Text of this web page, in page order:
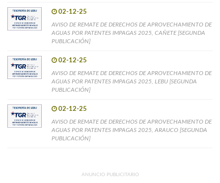
02-12-25
AVISO DE REMATE DE DERECHOS DE APROVECHAMIENTO DE
AGUAS POR PATENTES IMPAGAS 2025, CAÑETE [SEGUNDA
PUBLICACIÓN]
02-12-25
AVISO DE REMATE DE DERECHOS DE APROVECHAMIENTO DE
AGUAS POR PATENTES IMPAGAS 2025, LEBU [SEGUNDA
PUBLICACIÓN]
02-12-25
AVISO DE REMATE DE DERECHOS DE APROVECHAMIENTO DE
AGUAS POR PATENTES IMPAGAS 2025, ARAUCO [SEGUNDA
PUBLICACIÓN]
ANUNCIO PUBLICITARIO